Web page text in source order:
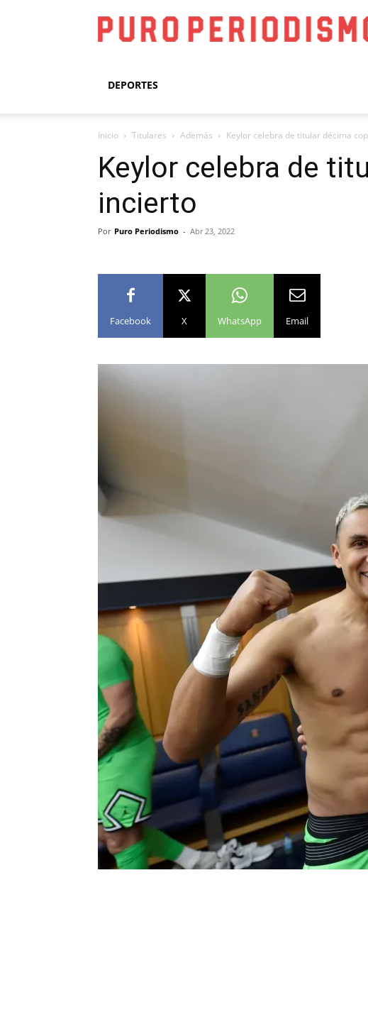
DEPORTES
Inicio Titulares Además Keylor celebra de titular décima
Keylor celebra de
incierto
Por Puro Periodismo - Abr 23, 2022
Facebook X WhatsApp Email